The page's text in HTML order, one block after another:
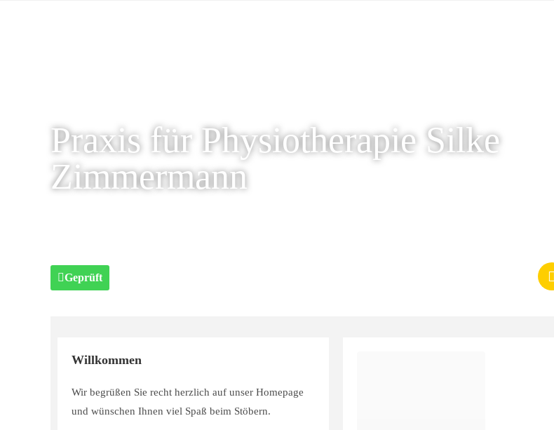
Praxis für Physiotherapie Silke
Zimmermann
Geprüft
Willkommen
Wir begrüßen Sie recht herzlich auf unser Homepage
und wünschen Ihnen viel Spaß beim Stöbern.